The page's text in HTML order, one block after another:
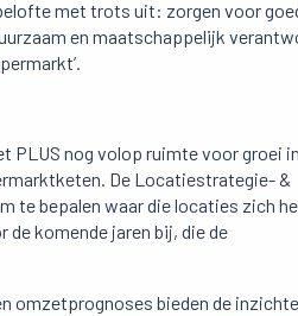
met trots uit: zorgen voor
en maatschappelijk
PLUS nog volop ruimte voor groei
De Locatiestrategie- &
te bepalen waar die locaties zich
komende jaren bij, die de
omzetprognoses bieden de